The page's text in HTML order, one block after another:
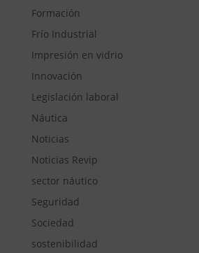
Formación
Frío Industrial
Impresión en vidrio
Innovación
Legislación laboral
Náutica
Noticias
Noticias Revip
sector náutico
Seguridad
Sociedad
sostenibilidad